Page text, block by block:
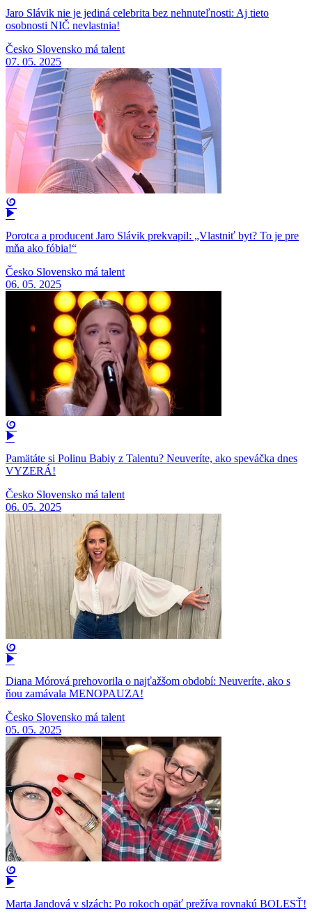
Jaro Slávik nie je jediná celebrita bez nehnuteľnosti: Aj tieto
osobnosti NIČ nevlastnia!
Česko Slovensko má talent
07. 05. 2025
Porotca a producent Jaro Slávik prekvapil: „Vlastniť byt? To je pre
mňa ako fóbia!“
Česko Slovensko má talent
06. 05. 2025
Pamätáte si Polinu Babiy z Talentu? Neuveríte, ako speváčka dnes
VYZERÁ!
Česko Slovensko má talent
06. 05. 2025
Diana Mórová prehovorila o najťažšom období: Neuveríte, ako s
ňou zamávala MENOPAUZA!
Česko Slovensko má talent
05. 05. 2025
Marta Jandová v slzách: Po rokoch opäť prežíva rovnakú BOLESŤ!